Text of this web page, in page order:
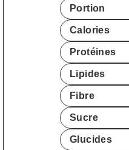
Portion
Calories
Protéines
Lipides
Fibre
Sucre
Glucides